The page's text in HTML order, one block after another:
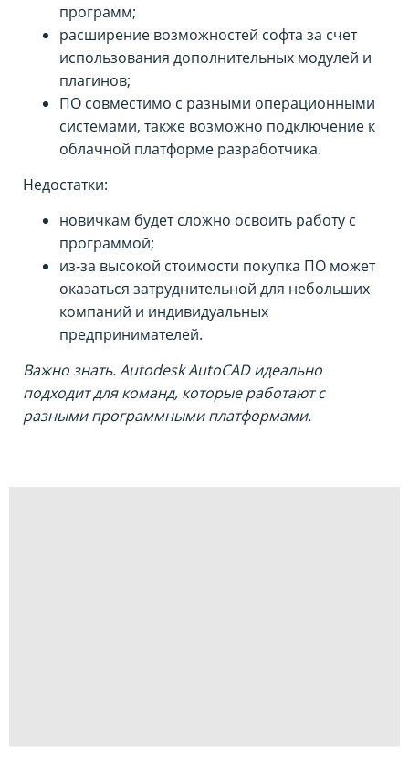
программ;
расширение возможностей софта за счет
использования дополнительных модулей и
плагинов;
ПО совместимо с разными операционными
системами, также возможно подключение к
облачной платформе разработчика.
Недостатки:
новичкам будет сложно освоить работу с
программой;
из-за высокой стоимости покупка ПО может
оказаться затруднительной для небольших
компаний и индивидуальных
предпринимателей.
Важно знать. Autodesk AutoCAD идеально
подходит для команд, которые работают с
разными программными платформами.